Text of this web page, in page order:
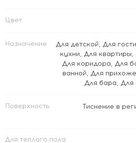
Цвет
Назначение Для детской, Для
кухни, Для квартиры,
Для коридора, Для
ванной, Для
Для бара, Для
Поверхность Тиснение в
Для теплого пола